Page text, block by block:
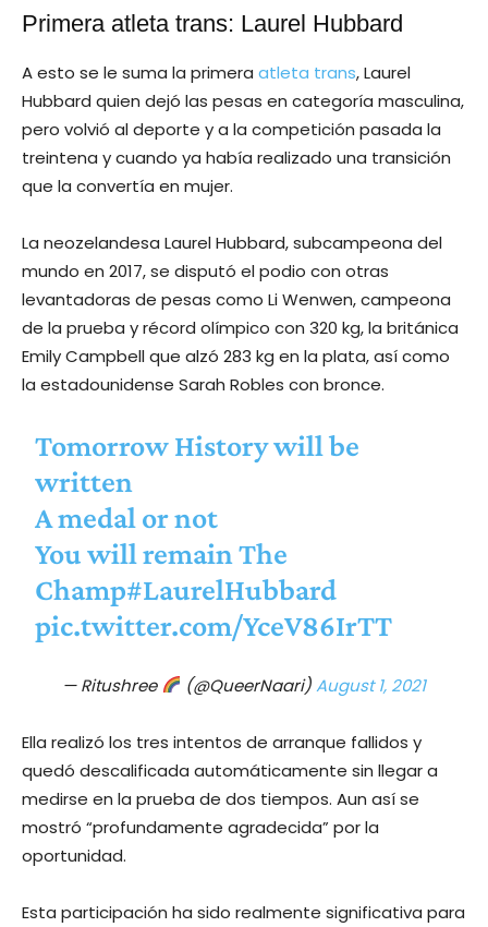
Primera atleta trans: Laurel Hubbard
A esto se le suma la primera atleta trans, Laurel
Hubbard quien dejó las pesas en categoría masculina,
pero volvió al deporte y a la competición pasada la
treintena y cuando ya había realizado una transición
que la convertía en mujer.
La neozelandesa Laurel Hubbard, subcampeona del
mundo en 2017, se disputó el podio con otras
levantadoras de pesas como Li Wenwen, campeona
de la prueba y récord olímpico con 320 kg, la británica
Emily Campbell que alzó 283 kg en la plata, así como
la estadounidense Sarah Robles con bronce.
Tomorrow History will be
written
A medal or not
You will remain The
Champ#LaurelHubbard
pic.twitter.com/YceV86IrTT
— Ritushree (@QueerNaari)August 1, 2021
Ella realizó los tres intentos de arranque fallidos y
quedó descalificada automáticamente sin llegar a
medirse en la prueba de dos tiempos. Aun así se
mostró “profundamente agradecida” por la
oportunidad.
Esta participación ha sido realmente significativa para